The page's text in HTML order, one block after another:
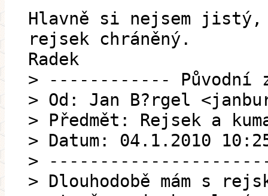
Hlavně si nejsem
rejsek chráněný.
Radek
> ------------ Původní
> Od: Jan B?rgel
> Předmět: Rejsek a
> Datum: 04.1.2010
>
> Dlouhodobě mám s